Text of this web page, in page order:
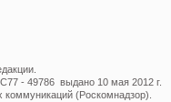
- 49786 выдано 10 мая 2012 г.
(Роскомнадзор).